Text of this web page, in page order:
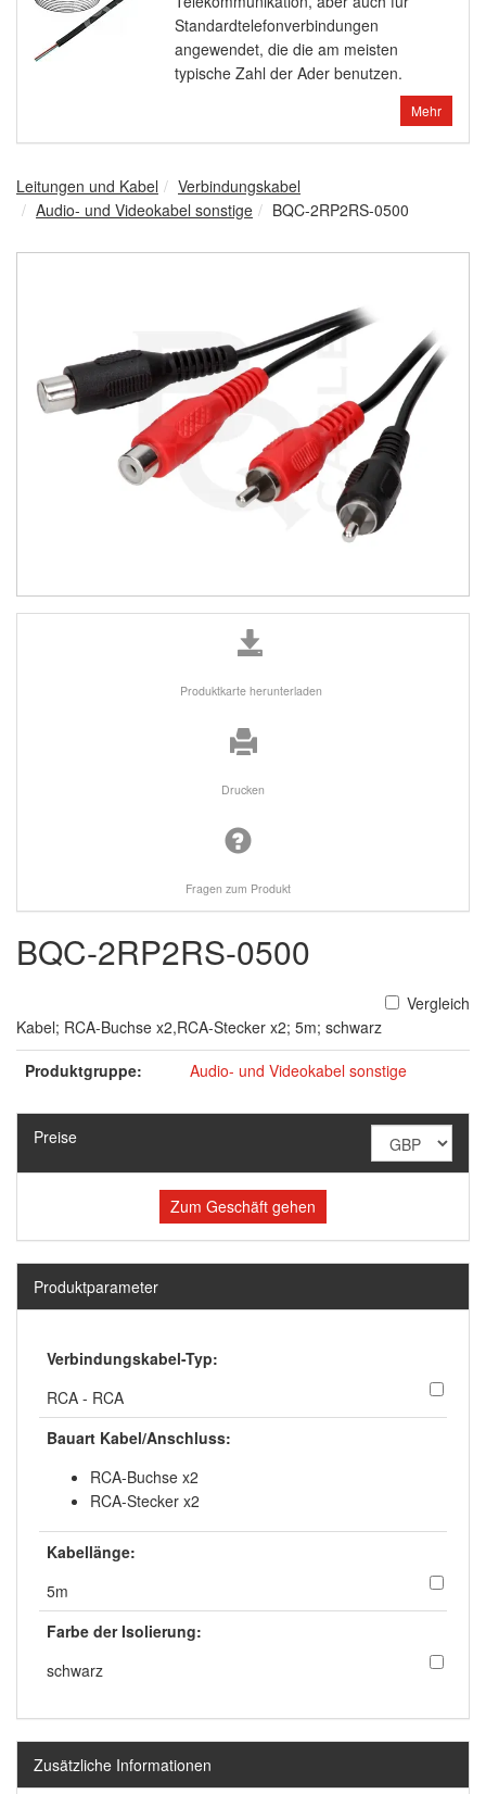
Standardtelefonverbindungen
angewendet, die die am meisten
typische Zahl der Ader benutzen.
Mehr
Leitungen und Kabel
Verbindungskabel
Audio- und Videokabel sonstige
BQC-2RP2RS-0500
Produktkarte herunterladen
Drucken
Fragen zum Produkt
BQC-2RP2RS-0500
Vergleich
Kabel; RCA-Buchse x2,RCA-Stecker x2; 5m; schwarz
Produktgruppe:
Audio- und Videokabel sonstige
Preise
Zum Geschäft gehen
Produktparameter
Verbindungskabel-Typ:
RCA - RCA
Bauart Kabel/Anschluss:
RCA-Buchse x2
RCA-Stecker x2
Kabellänge:
5m
Farbe der Isolierung:
schwarz
Zusätzliche Informationen